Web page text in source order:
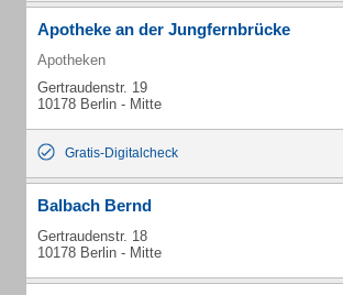
Apotheke an der Jungfernbrücke
Apotheken
Gertraudenstr. 19
10178 Berlin - Mitte
Gratis-Digitalcheck
Balbach Bernd
Gertraudenstr. 18
10178 Berlin - Mitte